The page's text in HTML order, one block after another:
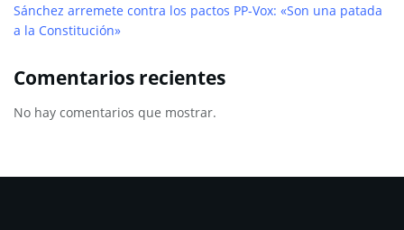
Sánchez arremete contra los pactos PP-Vox: «Son una patada
a la Constitución»
Comentarios recientes
No hay comentarios que mostrar.